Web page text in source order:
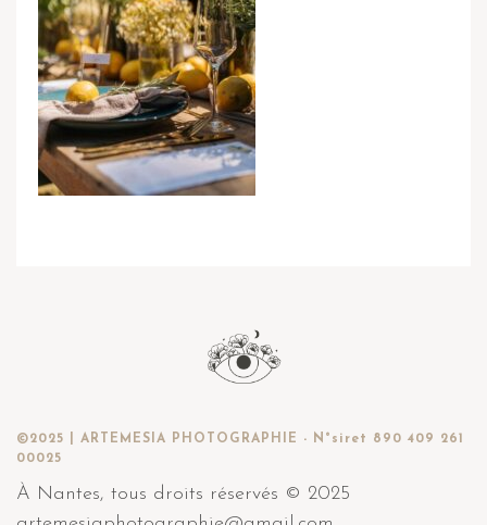
©2025 | ARTEMESIA PHOTOGRAPHIE - N°siret 890 409 261
00025
À Nantes, tous droits réservés © 2025